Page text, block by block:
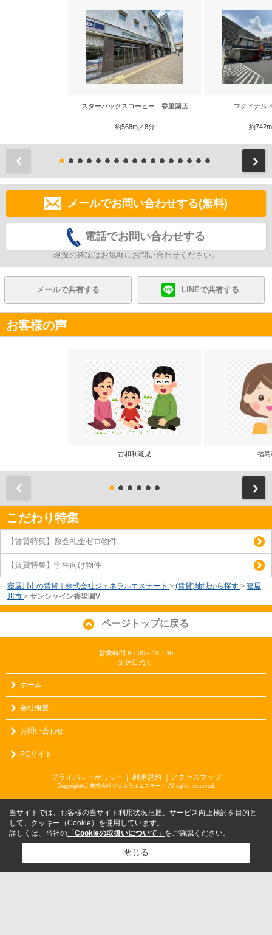
スターバックスコーヒー 香里園店
約568m／8分
マクドナル
約
メールでお問い合わせする(無料)
電話でお問い合わせする
現況の確認はお気軽にお問い合わせください。
メールで共有する LINEで共有する
お客様の声
古和利竜児 福島
こだわり特集
【賃貸特集】敷金礼金ゼロ物件
【賃貸特集】学生向け物件
寝屋川市の賃貸｜株式会社ジェネラルエステート > (賃貸)地域から探す > 寝屋
川市 > サンシャイン香里園V
ページトップに戻る
営業時間:9：00～18：30
定休日:なし
ホーム
会社概要
お問い合わせ
PCサイト
プライバシーポリシー 利用規約 ｜アクセスマップ
Copyright(c) 株式会社ジェネラルエステート All rights reserved.
当サイトでは、お客様の当サイト利用状況把握、サービス向上検討を目的と
して、クッキー（Cookie）を使用しています。
詳しくは、当社の 「Cookieの取扱いについて」 をご確認ください。
閉じる